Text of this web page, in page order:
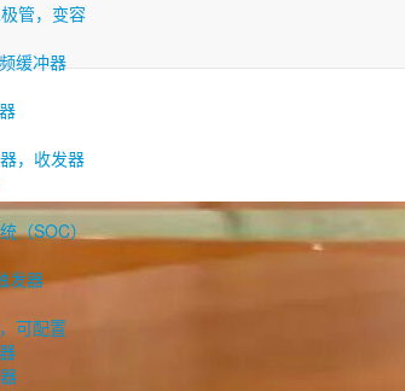
管，变容
缓冲器
，收发器
（SOC）
发器
可配置